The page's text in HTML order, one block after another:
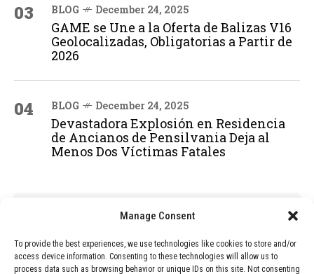
Manage Consent
To provide the best experiences, we use technologies like cookies to store and/or
access device information. Consenting to these technologies will allow us to
process data such as browsing behavior or unique IDs on this site. Not consenting
03 BLOG December 24, 2025
GAME se Une a la Oferta de Balizas V16
Geolocalizadas, Obligatorias a Partir de
2026
04 BLOG December 24, 2025
Devastadora Explosión en Residencia
de Ancianos de Pensilvania Deja al
Menos Dos Víctimas Fatales